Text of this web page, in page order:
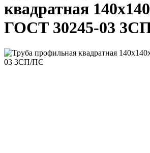
квадратная
ГОСТ 30245-03